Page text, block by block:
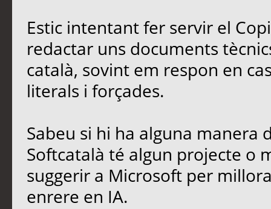
Estic intentant fer servir el
redactar uns documents
català, sovint em respon en
literals i forçades.
Sabeu si hi ha alguna manera
Softcatalà té algun projecte o
suggerir a Microsoft per
enrere en IA.